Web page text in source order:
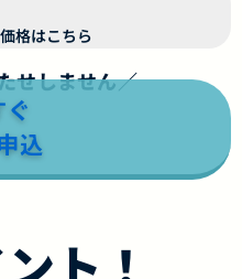
格はこちら
せしません／
込
ト！